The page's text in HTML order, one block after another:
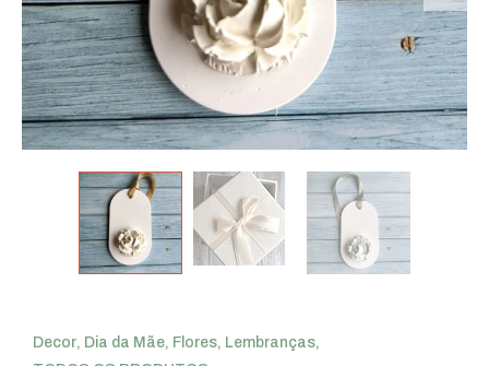
Decor, Dia da Mãe, Flores, Lembranças,